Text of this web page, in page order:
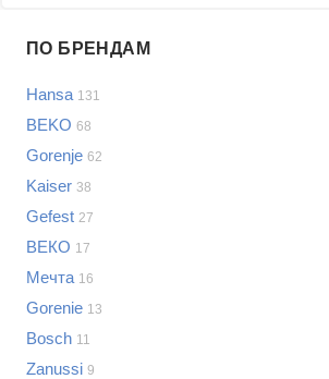
LG
Sony
Bosch
Asus
Lenovo
Indesit
JBL
Показать еще
Проблемы по категориям
Сотовые телефоны
ПО БРЕНДАМ
Hansa 131
BEKO 68
Gorenje 62
Kaiser 38
Gefest 27
ВЕКО 17
Мечта 16
Gorenie 13
Bosch 11
Zanussi 9